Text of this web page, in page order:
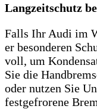
Langzeitschutz
Falls Ihr Audi im
er besonderen
voll, um
Sie die
oder nutzen Sie
festgefrorene